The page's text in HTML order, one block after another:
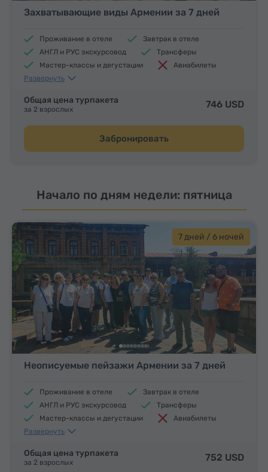
Захватывающие виды Армении за 7 дней
Проживание в отеле
Завтрак в отеле
АНГЛ и РУС экскурсовод
Трансферы
Мастер-классы и дегустации
Авиабилеты
Обеды и ужины
Развернуть
Общая цена турпакета
за 2 взрослых 746 USD
Забронировать
Начало по дням недели: пятница
7 дней / 6 ночей
Неописуемые пейзажи Армении за 7 дней
Проживание в отеле
Завтрак в отеле
АНГЛ и РУС экскурсовод
Трансферы
Мастер-классы и дегустации
Авиабилеты
Обеды и ужины
Развернуть
Общая цена турпакета
за 2 взрослых 752 USD